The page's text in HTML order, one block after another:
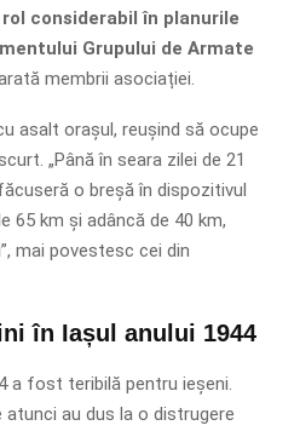
considerabil în planurile
Grupului de Armate
membrii asociației.
asalt orașul, reușind să ocupe
„Până în seara zilei de 21
o breșă în dispozitivul
65 km și adâncă de 40 km,
mai povestesc cei din
în Iașul anului 1944
a fost teribilă pentru ieșeni.
au dus la o distrugere